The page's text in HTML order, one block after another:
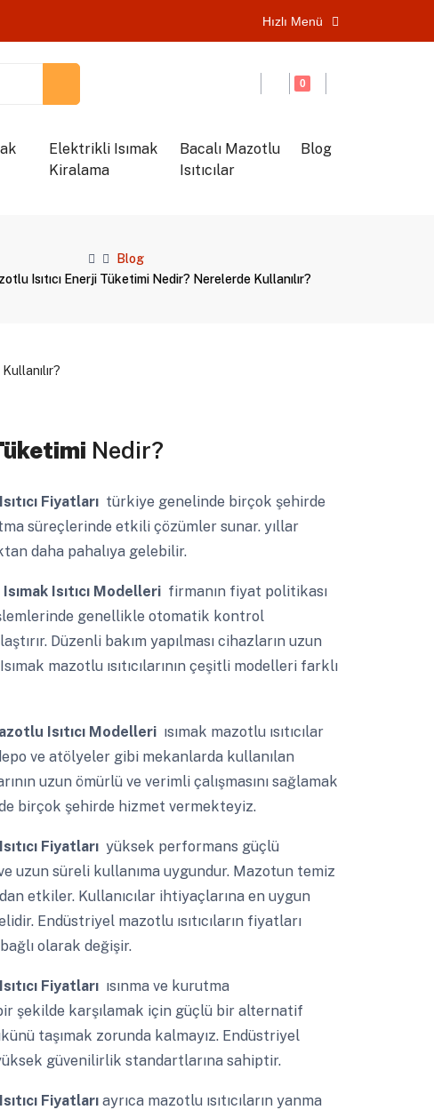
Hızlı Menü
0
Elektrikli Isımak
Kiralama
Bacalı Mazotlu
Isıtıcılar
Blog
Blog
Isıtıcı Enerji Tüketimi Nedir? Nerelerde Kullanılır?
Nedir?
Fiyatları türkiye genelinde birçok şehirde
süreçlerinde etkili çözümler sunar. yıllar
daha pahalıya gelebilir.
Isıtıcı Modelleri firmanın fiyat politikası
genellikle otomatik kontrol
Düzenli bakım yapılması cihazların uzun
mazotlu ısıtıcılarının çeşitli modelleri farklı
Isıtıcı Modelleri ısımak mazotlu ısıtıcılar
ve atölyeler gibi mekanlarda kullanılan
uzun ömürlü ve verimli çalışmasını sağlamak
birçok şehirde hizmet vermekteyiz.
Fiyatları yüksek performans güçlü
uzun süreli kullanıma uygundur. Mazotun temiz
etkiler. Kullanıcılar ihtiyaçlarına en uygun
Endüstriyel mazotlu ısıtıcıların fiyatları
olarak değişir.
Fiyatları ısınma ve kurutma
şekilde karşılamak için güçlü bir alternatif
taşımak zorunda kalmayız. Endüstriyel
güvenilirlik standartlarına sahiptir.
Fiyatları ayrıca mazotlu ısıtıcıların yanma